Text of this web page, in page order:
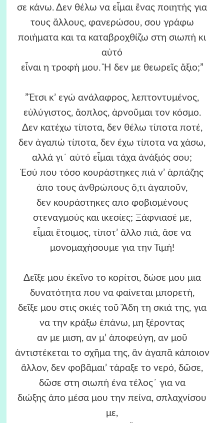
σε κάνω. Δεν θέλω να εἶμαι ἓνας ποιητής για
τους ἄλλους, φανερώσου, σου γράφω
ποιήματα και τα καταβροχθίζω στη σιωπή κι
αὐτό
εἶναι η τροφή μου. Ἢ δεν με θεωρεῖς ἄξιο;”
”Έτσι κ’ εγώ ανάλαφρος, λεπτοντυμένος,
εὐλύγιστος, ἄοπλος, ἀρνοῦμαι τον κόσμο.
Δεν κατέχω τίποτα, δεν θέλω τίποτα ποτέ,
δεν ἀγαπώ τίποτα, δεν έχω τίποτα να χάσω,
αλλά γι΄ αὐτό εἶμαι τάχα ἀνάξιός σου;
Ἐσύ που τόσο κουράστηκες πιά ν’ ἁρπάζης
ἀπο τους ἀνθρώπους ὅ,τι ἀγαποῦν,
δεν κουράστηκες απο φοβισμένους
στεναγμούς και ικεσίες; Ξάφνιασέ με,
εἶμαι ἕτοιμος, τίποτ’ ἄλλο πιά, ἄσε να
μονομαχήσουμε για την Τιμή!
Δεῖξε μου ἐκεῖνο το κορίτσι, δώσε μου μια
δυνατότητα που να φαίνεται μπορετή,
δεῖξε μου στις σκιές τοῦ Ἅδη τη σκιά της, για
να την κράξω ἐπάνω, μη ξέροντας
αν με μιση, αν μ’ ἀποφεύγη, αν μοῦ
ἀντιστέκεται το σχῆμα της, ἂν ἀγαπᾶ κάποιον
ἄλλον, δεν φοβᾶμαι’ τάραξε το νερό, δῶσε,
δῶσε στη σιωπή ένα τέλος΄ για να
διώξης ἀπο μέσα μου την πείνα, σπλαχνίσου
με,